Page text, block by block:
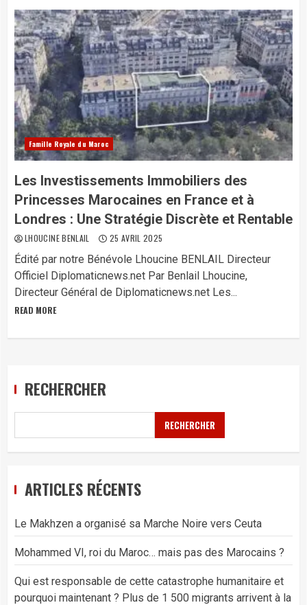
Famille Royale du Maroc
Les Investissements Immobiliers des
Princesses Marocaines en France et à
Londres : Une Stratégie Discrète et Rentable
LHOUCINE BENLAIL 25 AVRIL 2025
Édité par notre Bénévole Lhoucine BENLAIL Directeur
Officiel Diplomaticnews.net Par Benlail Lhoucine,
Directeur Général de Diplomaticnews.net Les...
READ MORE
RECHERCHER
RECHERCHER
ARTICLES RÉCENTS
Le Makhzen a organisé sa Marche Noire vers Ceuta
Mohammed VI, roi du Maroc… mais pas des Marocains ?
Qui est responsable de cette catastrophe humanitaire et
pourquoi maintenant ? Plus de 1 500 migrants arrivent à la